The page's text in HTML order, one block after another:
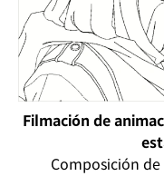
Filmación de
Composición